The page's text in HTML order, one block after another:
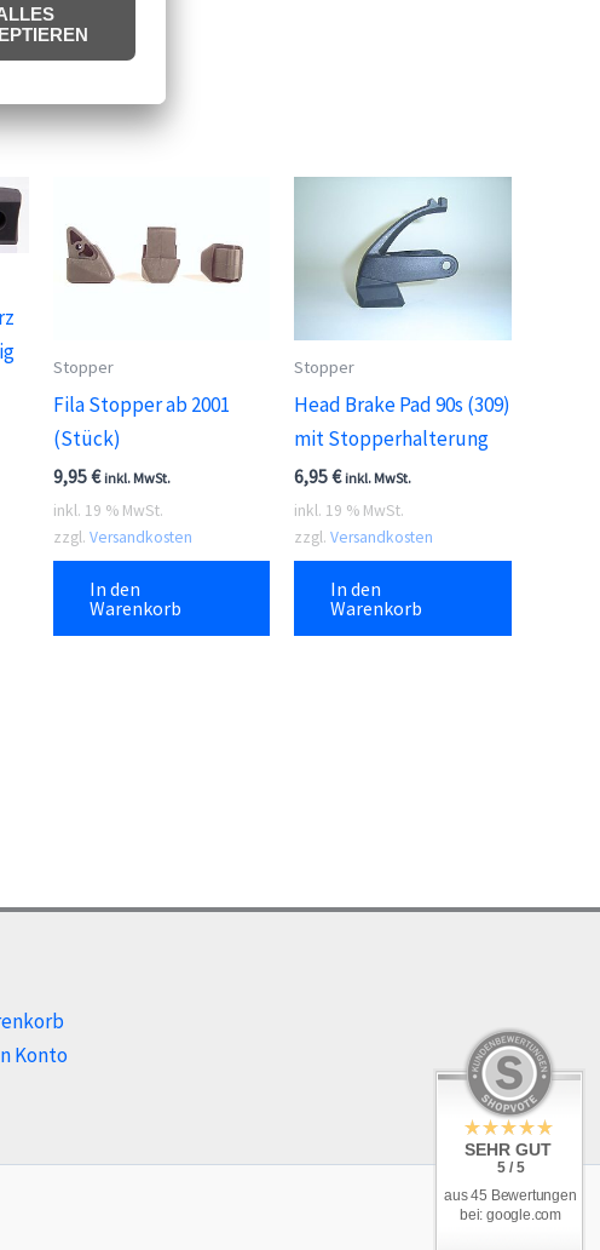
Stopper
Fila Stopper ab 2001
(Stück)
9,95€ inkl. MwSt.
inkl. 19 % MwSt.
zzgl. Versandkosten
In den
Warenkorb
Stopper
Head Brake Pad 90s (309)
mit Stopperhalterung
6,95€ inkl. MwSt.
inkl. 19 % MwSt.
zzgl.Versandkosten
In den
Warenkorb
Konto
SEHR GUT
5 / 5
aus 45 Bewertungen
bei: google.com